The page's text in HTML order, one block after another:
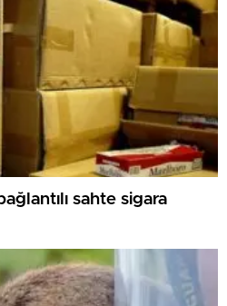
sahte sigara